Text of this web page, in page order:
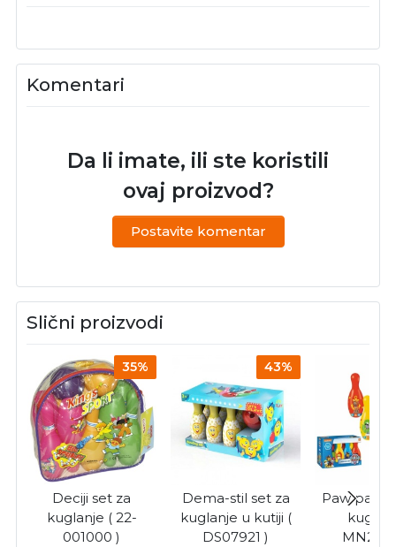
Komentari
Da li imate, ili ste koristili
ovaj proizvod?
Postavite komentar
Slični proizvodi
35%
Deciji set za
kuglanje ( 22-
001000 )
43%
Dema-stil set za
kuglanje u kutiji (
DS07921 )
Paw